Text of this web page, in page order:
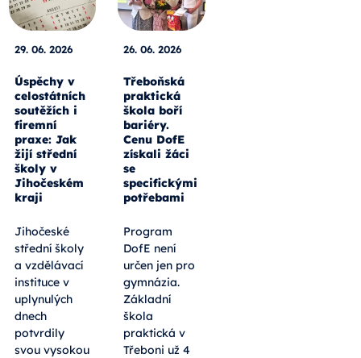
29. 06. 2026
Úspěchy v
celostátních
soutěžích i
firemní
praxe: Jak
žijí střední
školy v
Jihočeském
kraji
Jihočeské
střední školy
a vzdělávací
instituce v
uplynulých
dnech
potvrdily
svou vysokou
26. 06. 2026
Třeboňská
praktická
škola boří
bariéry.
Cenu DofE
získali žáci
se
specifickými
potřebami
Program
DofE není
určen jen pro
gymnázia.
Základní
škola
praktická v
Třeboni už 4